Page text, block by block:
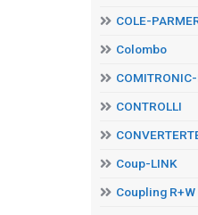
COLE-
Colombo
CONTROLLI
Coup-LINK
Coupling R+W